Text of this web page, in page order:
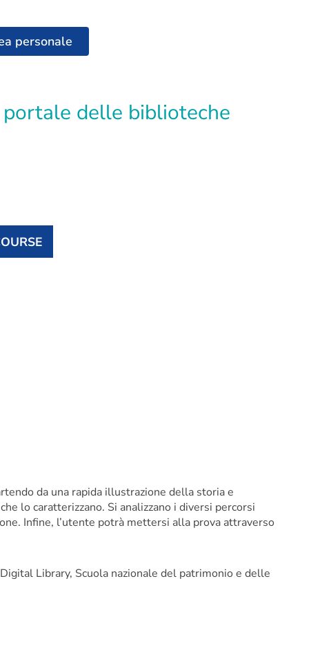
personale
da una rapida illustrazione della storia e
lo caratterizzano. Si analizzano i diversi percorsi
Infine, l’utente potrà mettersi alla prova attraverso
Library, Scuola nazionale del patrimonio e delle